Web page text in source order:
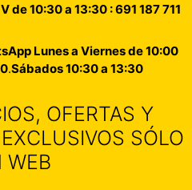
de 10:30 a 13:30 : 691 187 711
Lunes a Viernes de 10:00
.Sábados 10:30 a 13:30
OFERTAS Y
SÓLO
WEB